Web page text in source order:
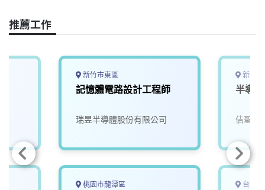
o
k
n
k
推薦工作
新竹市東區
記憶體電路設計工程師
瑞昱半導體股份有限公司
桃園市龍潭區
新竹
半導
佶聖科
台南